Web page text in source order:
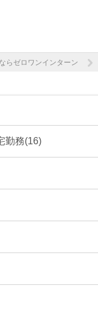
らゼロワンインターン
勤務(16)